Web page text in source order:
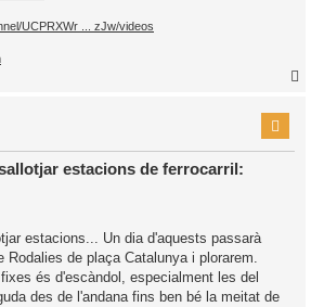
UCPRXWr ... zJw/videos
estacions de ferrocarril:
estacions... Un dia d'aquests passarà
Rodalies de plaça Catalunya i plorarem.
és d'escàndol, especialment les del
des de l'andana fins ben bé la meitat de